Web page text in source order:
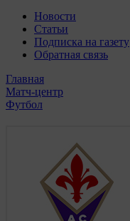
Новости
Статьи
Подписка на газету
Обратная связь
Главная
Матч-центр
Футбол